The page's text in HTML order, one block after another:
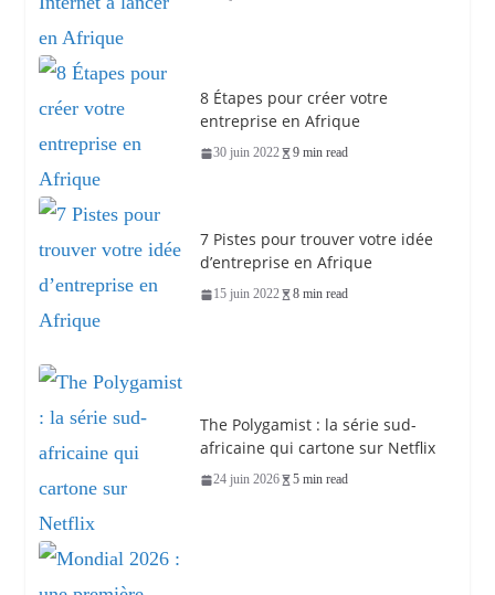
8 Étapes pour créer votre
entreprise en Afrique
30 juin 2022 9 min read
7 Pistes pour trouver votre idée
d’entreprise en Afrique
15 juin 2022 8 min read
The Polygamist : la série sud-
africaine qui cartone sur Netflix
24 juin 2026 5 min read